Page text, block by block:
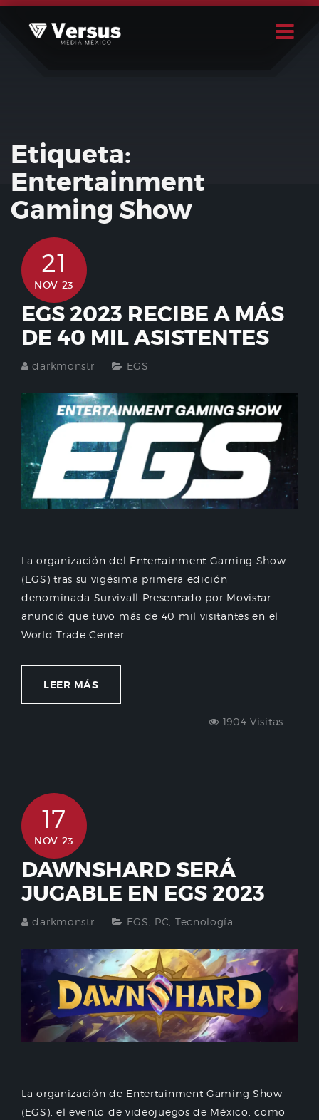
Skip
Etiqueta:
Entertainment
Gaming Show
21
NOV 23
EGS 2023 RECIBE A MÁS
DE 40 MIL ASISTENTES
darkmonstr EGS
La organización del Entertainment Gaming Show
(EGS) tras su vigésima primera edición
denominada Survivall Presentado por Movistar
anunció que tuvo más de 40 mil visitantes en el
World Trade Center...
LEER MÁS
1904 Visitas
17
NOV 23
DAWNSHARD SERÁ
JUGABLE EN EGS 2023
darkmonstr EGS, PC, Tecnología
La organización de Entertainment Gaming Show
(EGS), el evento de videojuegos de México, como